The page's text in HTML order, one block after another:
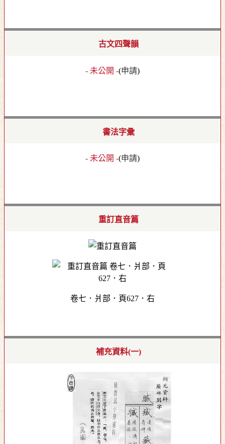
古文四聲韻
- 未公開 -(申請)
書法字彙
- 未公開 -(申請)
重訂直音篇
卷七．爿部．頁627．右
補充資料(一)